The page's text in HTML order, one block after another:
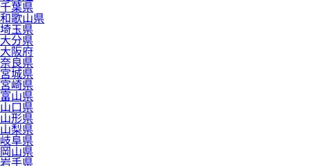
千葉県
和歌山県
埼玉県
大分県
大阪府
奈良県
宮城県
宮崎県
富山県
山口県
山形県
山梨県
岐阜県
岡山県
岩手県